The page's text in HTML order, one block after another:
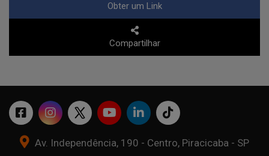
Obter um Link
Compartilhar
Av. Independência, 190 - Centro, Piracicaba - SP